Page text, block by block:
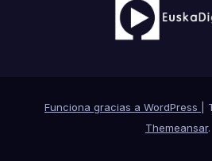
Funciona gracias a WordPress
Themeansar.